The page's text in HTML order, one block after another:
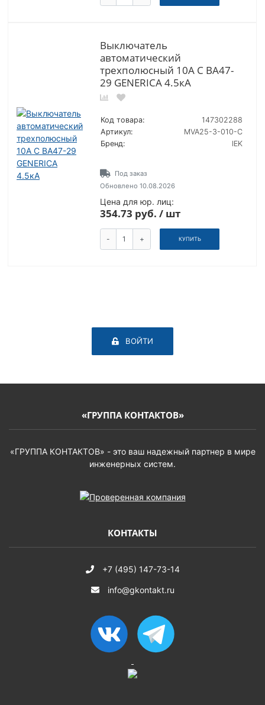
Выключатель
автоматический
трехполюсный 10А C ВА47-
29 GENERICA 4.5кА
Код товара:
147302288
Артикул:
MVA25-3-010-C
Бренд:
IEK
Под заказ
Обновлено 10.08.2026
Цена для юр. лиц:
354.73 руб. / шт
- + КУПИТЬ
ВОЙТИ
«ГРУППА КОНТАКТОВ»
«ГРУППА КОНТАКТОВ» - это ваш надежный партнер в мире
инженерных систем.
КОНТАКТЫ
+7 (495) 147-73-14
info@gkontakt.ru